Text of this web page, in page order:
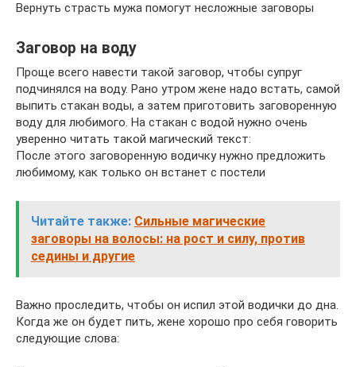
Вернуть страсть мужа помогут несложные заговоры
Заговор на воду
Проще всего навести такой заговор, чтобы супруг
подчинялся на воду. Рано утром жене надо встать, самой
выпить стакан воды, а затем приготовить заговоренную
воду для любимого. На стакан с водой нужно очень
уверенно читать такой магический текст:
После этого заговоренную водичку нужно предложить
любимому, как только он встанет с постели
Читайте также: Сильные магические
заговоры на волосы: на рост и силу, против
седины и другие
Важно проследить, чтобы он испил этой водички до дна.
Когда же он будет пить, жене хорошо про себя говорить
следующие слова: